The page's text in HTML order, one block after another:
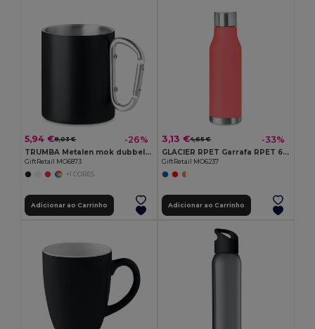
5,94 €8,03 € -26%
TRUMBA Metalen mok dubbelwandig 300ml
GiftRetail MO6873
+1 CORES
Adicionar ao Carrinho
3,13 €4,65 € -33%
GLACIER RPET Garrafa RPET 600 ml
GiftRetail MO6237
Adicionar ao Carrinho